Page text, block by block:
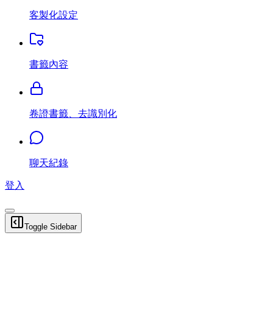
客製化設定
書籤內容
卷證書籤、去識別化
聊天紀錄
登入
Toggle Sidebar